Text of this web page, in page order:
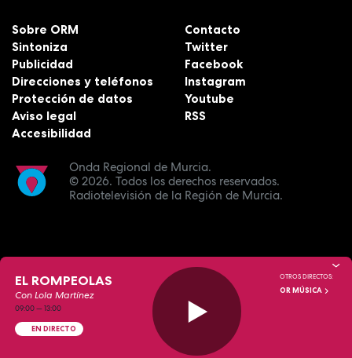
Onda Regional de Murcia.
© 2026. Todos los derechos reservados.
Radiotelevisión de la Región de Murcia.
Sobre ORM
Sintoniza
Publicidad
Direcciones y teléfonos
Protección de datos
Aviso legal
Accesibilidad
Contacto
Twitter
Facebook
Instagram
Youtube
RSS
EL ROMPEOLAS
Con Lola Martínez
09:00—13:00
EN DIRECTO
OTROS DIRECTOS:
OR MÚSICA